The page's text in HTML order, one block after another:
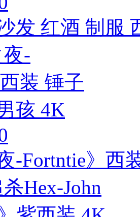
发 红酒 制服
-Fortntie》